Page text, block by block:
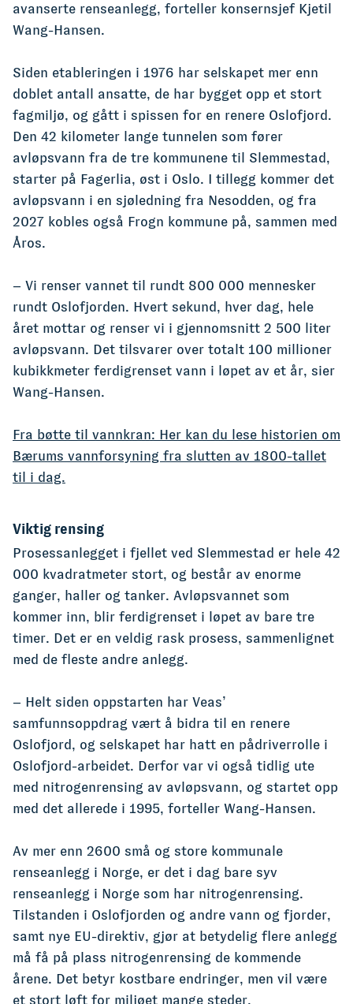
avanserte renseanlegg, forteller konsernsjef Kjetil
Wang-Hansen.
Siden etableringen i 1976 har selskapet mer enn
doblet antall ansatte, de har bygget opp et stort
fagmiljø, og gått i spissen for en renere Oslofjord.
Den 42 kilometer lange tunnelen som fører
avløpsvann fra de tre kommunene til Slemmestad,
starter på Fagerlia, øst i Oslo. I tillegg kommer det
avløpsvann i en sjøledning fra Nesodden, og fra
2027 kobles også Frogn kommune på, sammen med
Åros.
– Vi renser vannet til rundt 800 000 mennesker
rundt Oslofjorden. Hvert sekund, hver dag, hele
året mottar og renser vi i gjennomsnitt 2 500 liter
avløpsvann. Det tilsvarer over totalt 100 millioner
kubikkmeter ferdigrenset vann i løpet av et år, sier
Wang-Hansen.
Fra bøtte til vannkran: Her kan du lese historien om
Bærums vannforsyning fra slutten av 1800-tallet
til i dag.
Viktig rensing
Prosessanlegget i fjellet ved Slemmestad er hele 42
000 kvadratmeter stort, og består av enorme
ganger, haller og tanker. Avløpsvannet som
kommer inn, blir ferdigrenset i løpet av bare tre
timer. Det er en veldig rask prosess, sammenlignet
med de fleste andre anlegg.
– Helt siden oppstarten har Veas’
samfunnsoppdrag vært å bidra til en renere
Oslofjord, og selskapet har hatt en pådriverrolle i
Oslofjord-arbeidet. Derfor var vi også tidlig ute
med nitrogenrensing av avløpsvann, og startet opp
med det allerede i 1995, forteller Wang-Hansen.
Av mer enn 2600 små og store kommunale
renseanlegg i Norge, er det i dag bare syv
renseanlegg i Norge som har nitrogenrensing.
Tilstanden i Oslofjorden og andre vann og fjorder,
samt nye EU-direktiv, gjør at betydelig flere anlegg
må få på plass nitrogenrensing de kommende
årene. Det betyr kostbare endringer, men vil være
et stort løft for miljøet mange steder.